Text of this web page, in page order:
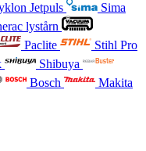
Jetpuls
Sima
lystårn
Paclite
Stihl Pro
Shibuya
Bosch
Makita